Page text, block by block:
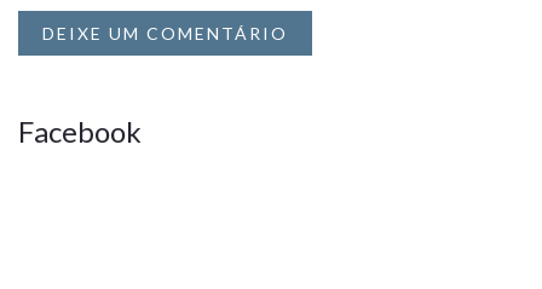
DEIXE UM COMENTÁRIO
Facebook